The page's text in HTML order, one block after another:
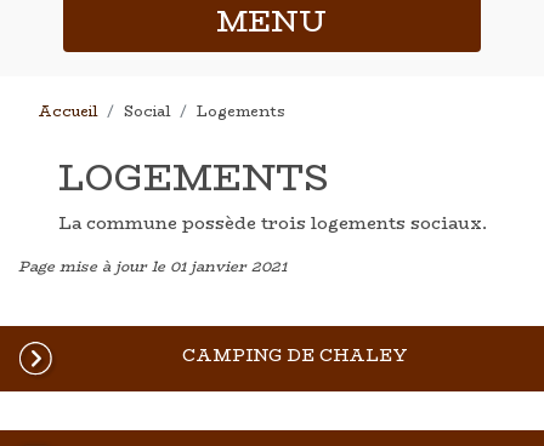
MENU
Accueil Social Logements
LOGEMENTS
La commune possède trois logements sociaux.
Page mise à jour le 01 janvier 2021
CAMPING DE CHALEY